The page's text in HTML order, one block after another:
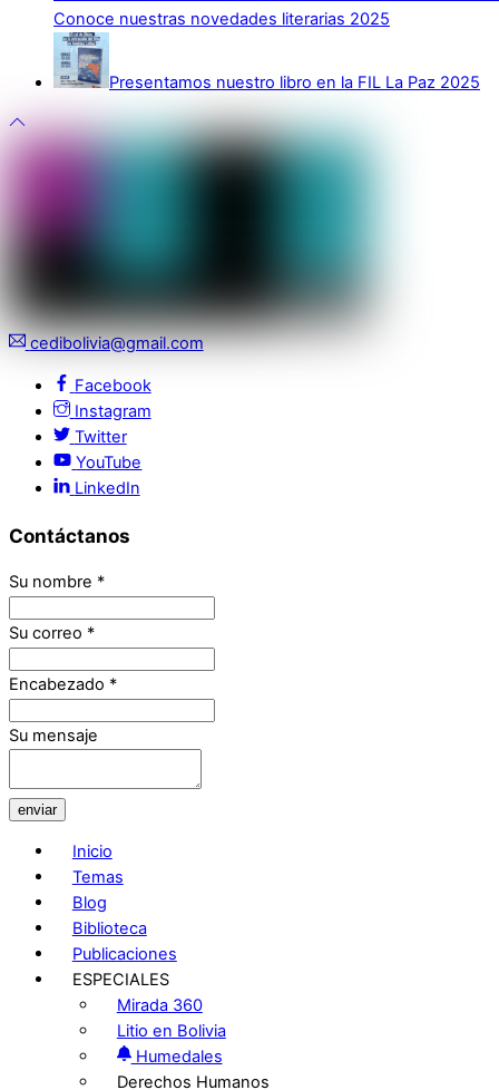
Conoce nuestras novedades literarias 2025
Presentamos nuestro libro en la FIL La Paz 2025
cedibolivia@gmail.com
Facebook
Instagram
Twitter
YouTube
LinkedIn
Contáctanos
Su nombre *
Su correo *
Encabezado *
Su mensaje
enviar
Inicio
Temas
Blog
Biblioteca
Publicaciones
ESPECIALES
Mirada 360
Litio en Bolivia
Humedales
Derechos Humanos